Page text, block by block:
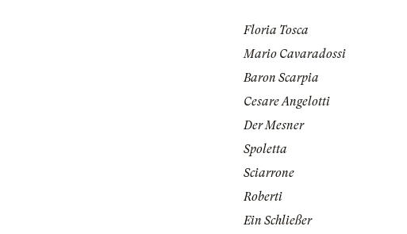
Floria Tosca
Mario Cavaradossi
Baron Scarpia
Cesare Angelotti
Der Mesner
Spoletta
Sciarrone
Roberti
Ein Schließer